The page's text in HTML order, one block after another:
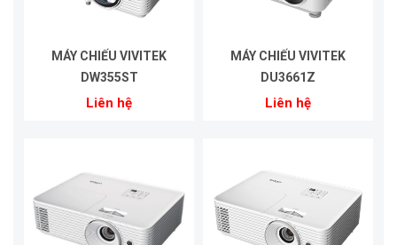
MÁY CHIẾU VIVITEK
DW355ST
Liên hệ
MÁY CHIẾU VIVITEK
DU3661Z
Liên hệ